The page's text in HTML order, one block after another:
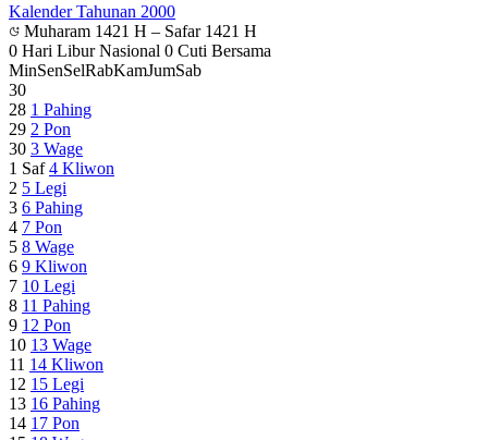
Kalender Tahunan 2000
Muharam 1421 H – Safar 1421 H
0 Hari Libur Nasional 0 Cuti Bersama
MinSenSelRabKamJumSab
30
28 1 Pahing
29 2 Pon
30 3 Wage
1 Saf 4 Kliwon
2 5 Legi
3 6 Pahing
4 7 Pon
5 8 Wage
6 9 Kliwon
7 10 Legi
8 11 Pahing
9 12 Pon
10 13 Wage
11 14 Kliwon
12 15 Legi
13 16 Pahing
14 17 Pon